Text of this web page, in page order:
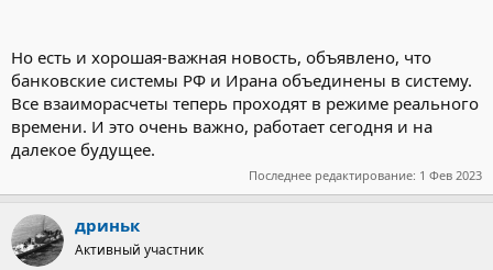
Но есть и хорошая-важная новость, объявлено, что
банковские системы РФ и Ирана объединены в систему.
Все взаиморасчеты теперь проходят в режиме реального
времени. И это очень важно, работает сегодня и на
далекое будущее.
Последнее редактирование: 1 Фев 2023
дриньк
Активный участник